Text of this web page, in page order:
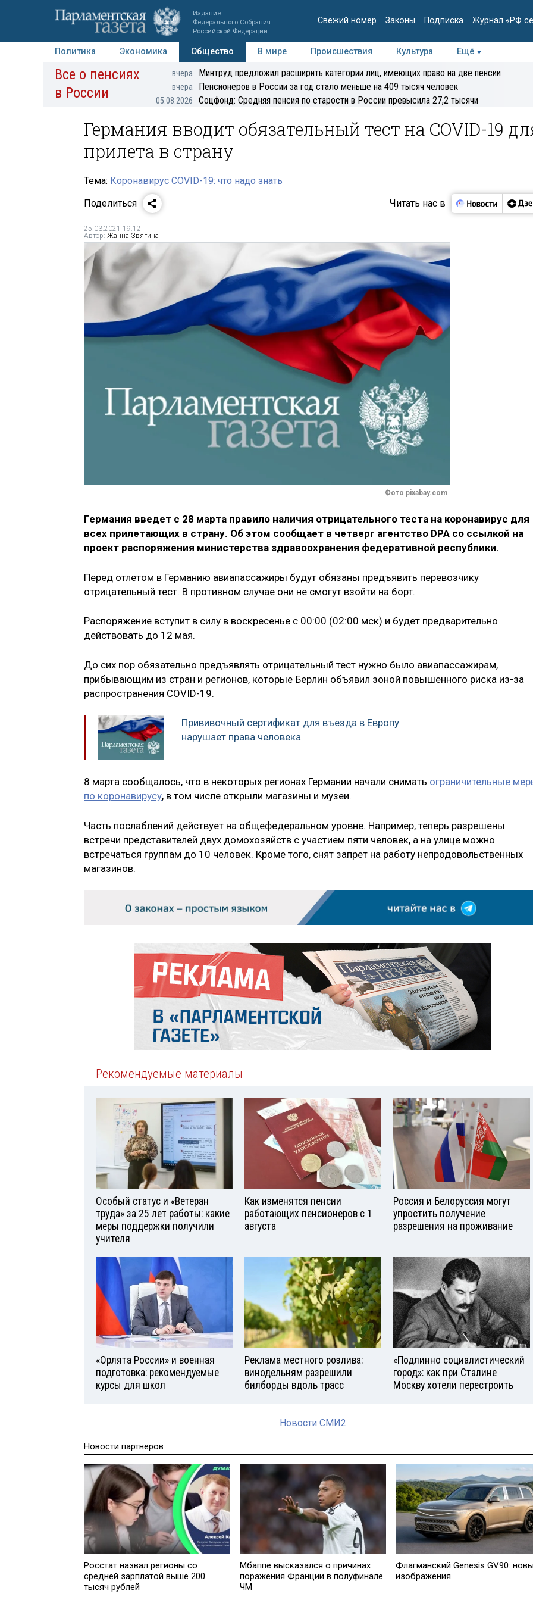
Издание
Федерального Собрания
Российской Федерации
Свежий номер Законы Подписка Журнал «РФ
Политика Экономика Общество В мире Происшествия Культура
Ещё
Авторы Персоны Мнения Регионы Медиацентр Интервью Колумнисты
Все о пенсиях
в России
вчера Минтруд предложил расширить категории лиц, имеющих право на две пенсии
вчера Пенсионеров в России за год стало меньше на 409 тысяч человек
05.08.2026 Соцфонд: Средняя пенсия по старости в России превысила 27,2 тысячи
Германия вводит обязательный тест на COVID-19
прилета в страну
Тема: Коронавирус COVID-19: что надо знать
Поделиться
Читать нас в
25.03.2021 19:12
Автор: Жанна Звягина
Фото pixabay.com
Германия введет с 28 марта правило наличия отрицательного теста на коронавирус для
всех прилетающих в страну. Об этом сообщает в четверг агентство DPA со ссылкой на
проект распоряжения министерства здравоохранения федеративной республики.
Перед отлетом в Германию авиапассажиры будут обязаны предъявить перевозчику
отрицательный тест. В противном случае они не смогут взойти на борт.
Распоряжение вступит в силу в воскресенье с 00:00 (02:00 мск) и будет предварительно
действовать до 12 мая.
До сих пор обязательно предъявлять отрицательный тест нужно было авиапассажирам,
прибывающим из стран и регионов, которые Берлин объявил зоной повышенного риска из-за
распространения COVID-19.
Прививочный сертификат для въезда в Европу
нарушает права человека
8 марта сообщалось, что в некоторых регионах Германии начали снимать ограничительные
по коронавирусу, в том числе открыли магазины и музеи.
Часть послаблений действует на общефедеральном уровне. Например, теперь разрешены
встречи представителей двух домохозяйств с участием пяти человек, а на улице можно
встречаться группам до 10 человек. Кроме того, снят запрет на работу непродовольственных
магазинов.
Рекомендуемые материалы
Особый статус и «Ветеран
труда» за 25 лет работы: какие
меры поддержки получили
учителя
Как изменятся пенсии
работающих пенсионеров с 1
августа
Россия и Белоруссия могут
упростить получение
разрешения на проживание
«Орлята России» и военная
подготовка: рекомендуемые
курсы для школ
Реклама местного розлива:
винодельням разрешили
билборды вдоль трасс
«Подлинно социалистический
город»: как при Сталине
Москву хотели перестроить
Новости СМИ2
Новости партнеров
Росстат назвал регионы со
средней зарплатой выше 200
тысяч рублей
Мбаппе высказался о причинах
поражения Франции в полуфинале
ЧМ
Флагманский Genesis GV90:
изображения